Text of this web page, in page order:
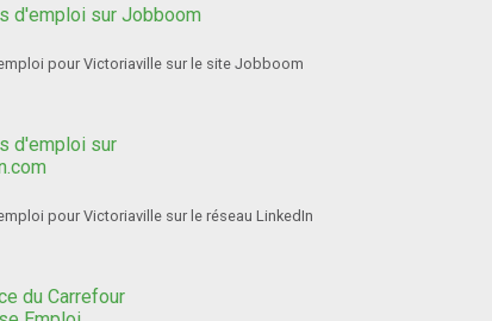
pour Victoriaville sur le site Jobboom
pour Victoriaville sur le réseau LinkedIn